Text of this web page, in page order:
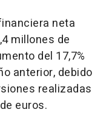
neta
millones de
del 17,7%
anterior, debido
realizadas
euros.